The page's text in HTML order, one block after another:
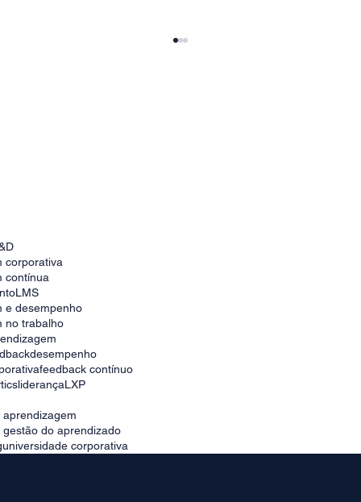
corporativa
contínua
LMS
e desempenho
no trabalho
desempenho
feedback contínuo
liderançaLXP
do aprendizado
universidade corporativa